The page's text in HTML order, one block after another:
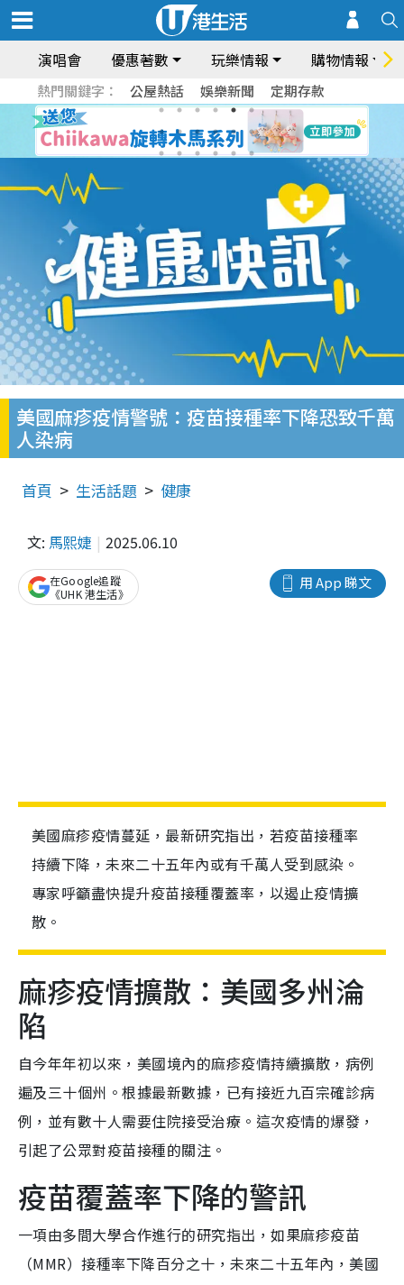
演唱會 優惠著數 玩樂情報 購物情報
熱門關鍵字： 公屋熱話 娛樂新聞 定期存款
美國麻疹疫情警號：疫苗接種率下降恐致千萬
人染病
首頁 生活話題 健康
文: 馬熙婕 2025.06.10
用 App 睇文
在Google追蹤
《UHK 港生活》
美國麻疹疫情蔓延，最新研究指出，若疫苗接種率
持續下降，未來二十五年內或有千萬人受到感染。
專家呼籲盡快提升疫苗接種覆蓋率，以遏止疫情擴
散。
麻疹疫情擴散：美國多州淪
陷
自今年年初以來，美國境內的麻疹疫情持續擴散，病例
遍及三十個州。根據最新數據，已有接近九百宗確診病
例，並有數十人需要住院接受治療。這次疫情的爆發，
引起了公眾對疫苗接種的關注。
疫苗覆蓋率下降的警訊
一項由多間大學合作進行的研究指出，如果麻疹疫苗
（MMR）接種率下降百分之十，未來二十五年內，美國